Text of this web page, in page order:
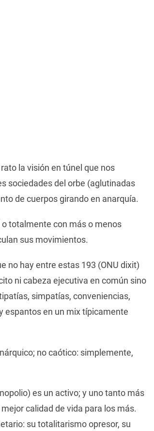
la visión en túnel que nos
sociedades del orbe (aglutinadas
de cuerpos girando en anarquía.
totalmente con más o menos
sus movimientos.
no hay entre estas 193 (ONU dixit)
ni cabeza ejecutiva en común sino
simpatías, conveniencias,
espantos en un mix típicamente
no caótico: simplemente,
es un activo; y uno tanto más
calidad de vida para los más.
su totalitarismo opresor, su